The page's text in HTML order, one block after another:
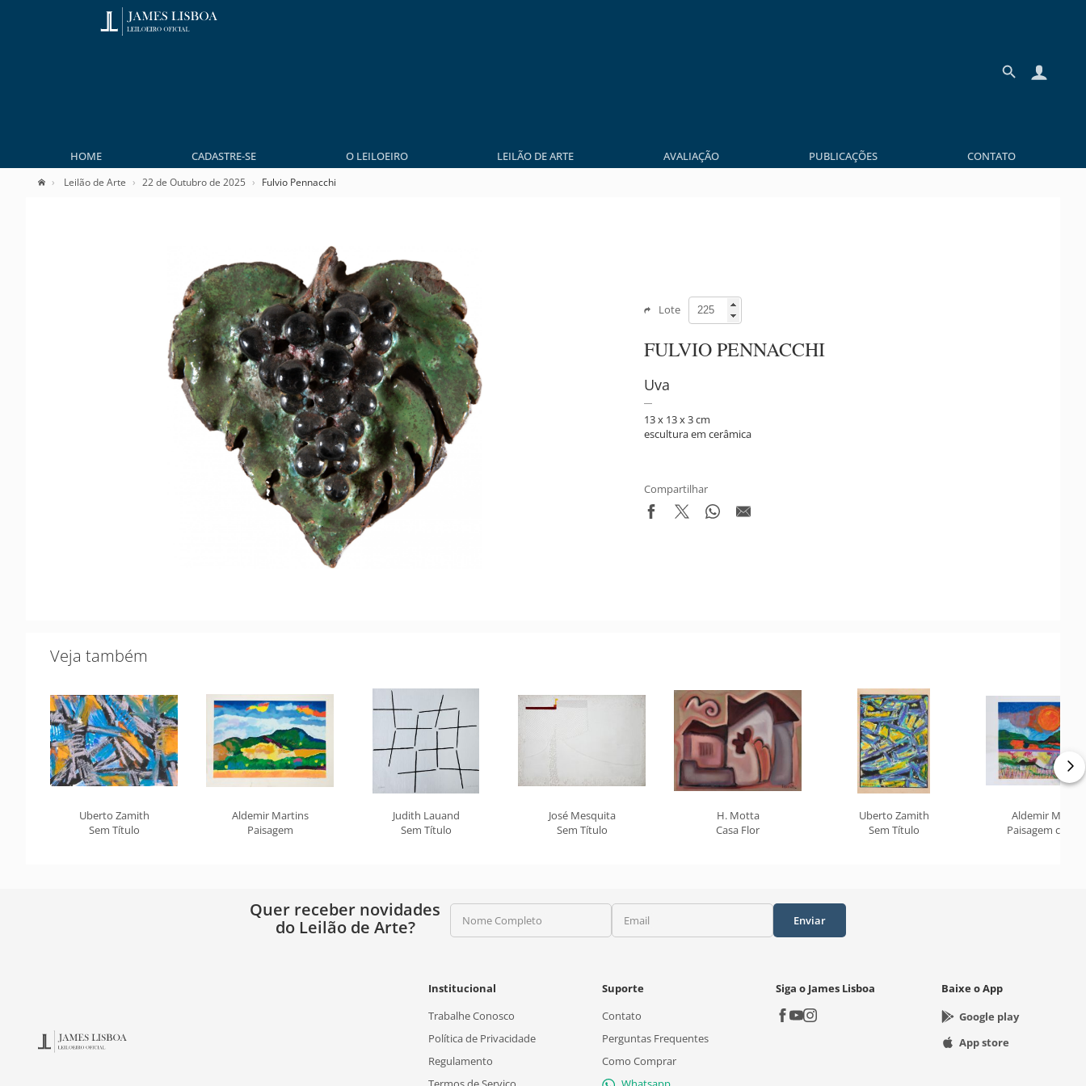
HOME CADASTRE-SE O LEILOEIRO LEILÃO DE ARTE AVALIAÇÃO PUBLICAÇÕES CONTATO
Leilão de Arte 22 de Outubro de 2025 Fulvio Pennacchi
Lote
FULVIO PENNACCHI
Uva
13 x 13 x 3 cm
escultura em cerâmica
Compartilhar
Veja também
Uberto Zamith
Sem Título
Aldemir Martins
Paisagem
Judith Lauand
Sem Título
José Mesquita
Sem Título
H. Motta
Casa Flor
Uberto Zamith
Sem Título
Aldemir
Paisagem com
Quer receber novidades
do Leilão de Arte?
Nome Completo Email Enviar
Institucional
Trabalhe Conosco
Política de Privacidade
Regulamento
Suporte
Contato
Perguntas Frequentes
Como Comprar
Siga o James Lisboa
Baixe o App
Google play
App store